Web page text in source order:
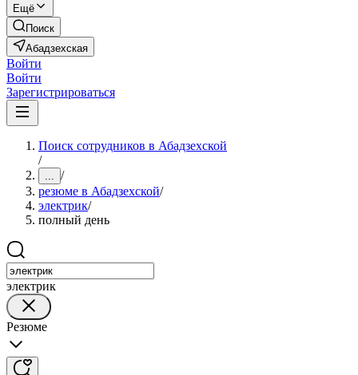
Ещё
Поиск
Абадзехская
Войти
Войти
Зарегистрироваться
Поиск сотрудников в Абадзехской
/
... /
резюме в Абадзехской/
электрик/
полный день
электрик
Резюме